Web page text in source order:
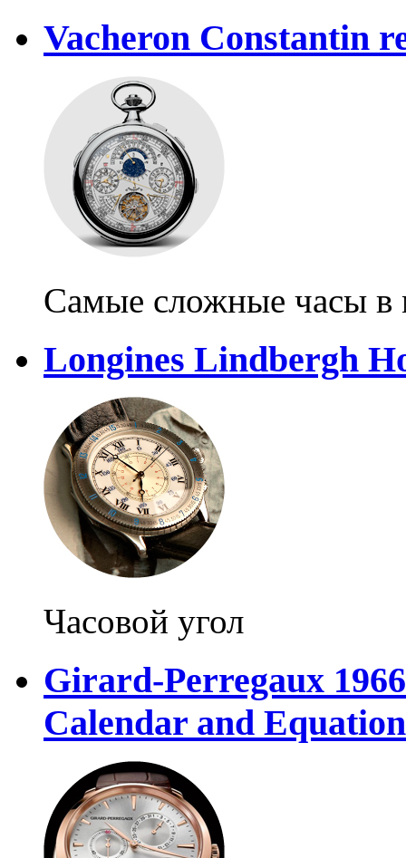
Vacheron Constantin
Самые сложные часы в
Longines Lindbergh
Часовой угол
Girard-Perregaux
Calendar and